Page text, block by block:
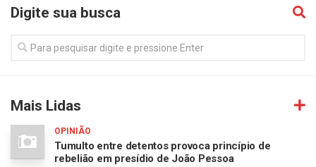
Digite sua busca
Mais Lidas
OPINIÃO
Tumulto entre detentos provoca princípio de
rebelião em presídio de João Pessoa